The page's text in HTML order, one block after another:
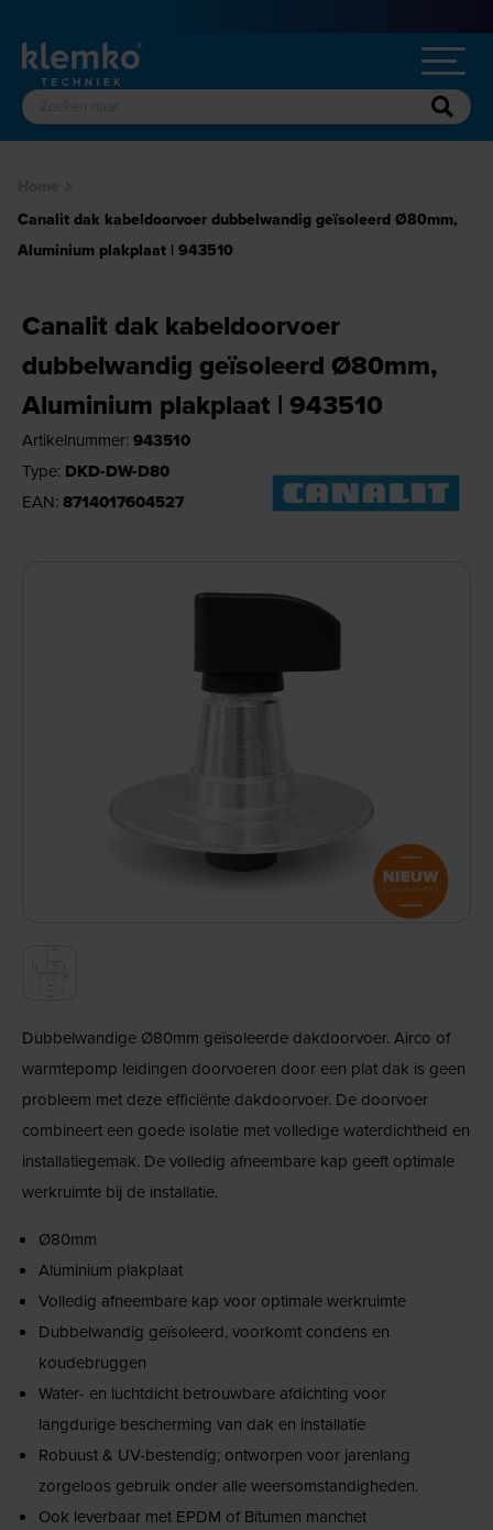
Canalit dak kabeldoorvoer dubbelwandig geïsoleerd Ø80mm,
Aluminium plakplaat | 943510
Canalit dak kabeldoorvoer
dubbelwandig geïsoleerd Ø80mm,
Aluminium plakplaat | 943510
Artikelnummer: 943510
Type: DKD-DW-D80
EAN: 8714017604527
Dubbelwandige Ø80mm geïsoleerde dakdoorvoer. Airco of
warmtepomp leidingen doorvoeren door een plat dak is geen
probleem met deze efficiënte dakdoorvoer. De doorvoer
combineert een goede isolatie met volledige waterdichtheid en
installatiegemak. De volledig afneembare kap geeft optimale
werkruimte bij de installatie.
Ø80mm
Aluminium plakplaat
Volledig afneembare kap voor optimale werkruimte
Dubbelwandig geïsoleerd, voorkomt condens en
koudebruggen
Water- en luchtdicht betrouwbare afdichting voor
langdurige bescherming van dak en installatie
Robuust & UV-bestendig; ontworpen voor jarenlang
zorgeloos gebruik onder alle weersomstandigheden.
Ook leverbaar met EPDM of Bitumen manchet